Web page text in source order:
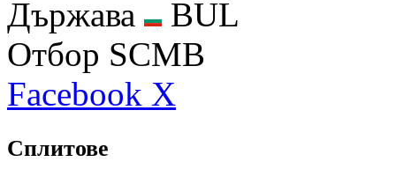
Държава
BUL
Отбор SCMB
Facebook X
Сплитове